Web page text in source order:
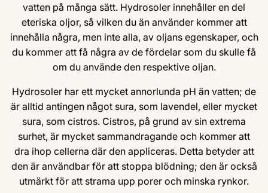
vatten på många sätt. Hydrosoler innehåller en del
eteriska oljor, så vilken du än använder kommer att
innehålla några, men inte alla, av oljans egenskaper, och
du kommer att få några av de fördelar som du skulle få
om du använde den respektive oljan.
Hydrosoler har ett mycket annorlunda pH än vatten; de
är alltid antingen något sura, som lavendel, eller mycket
sura, som cistros. Cistros, på grund av sin extrema
surhet, är mycket sammandragande och kommer att
dra ihop cellerna där den appliceras. Detta betyder att
den är användbar för att stoppa blödning; den är också
utmärkt för att strama upp porer och minska rynkor.